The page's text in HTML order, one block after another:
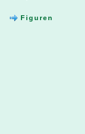
Figuren